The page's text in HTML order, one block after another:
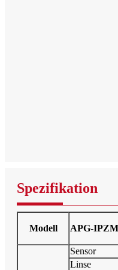
Spezifikation
Modell APG-
Sensor
Linse